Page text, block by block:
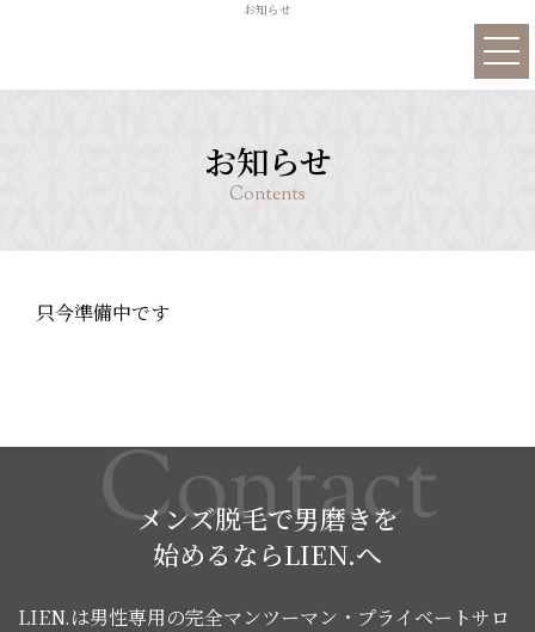
お知らせ
LIEN.について
メンズ脱毛
アイブロウ
施術実例
よくある質問
アクセス
お知らせ
只今準備中です
Contact
メンズ脱毛で男磨きを
始めるならLIEN.へ
LIEN.は男性専用の完全マンツーマン・プライベートサロ